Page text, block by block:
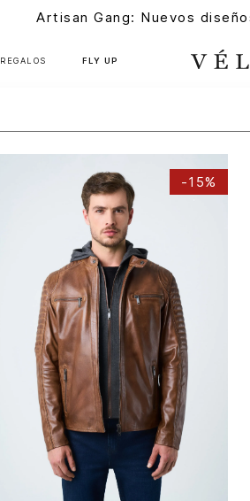
Artisan Gang: Nuevos
REGALOS FLY UP
-15%
S L
AGREGAR AL CARRITO